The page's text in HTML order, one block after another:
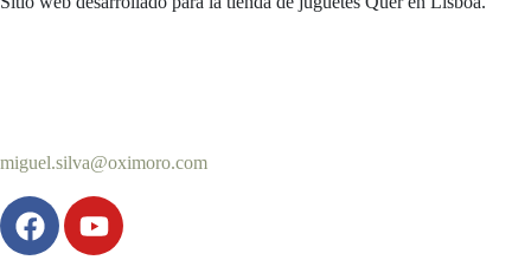
miguel.silva@oximoro.com